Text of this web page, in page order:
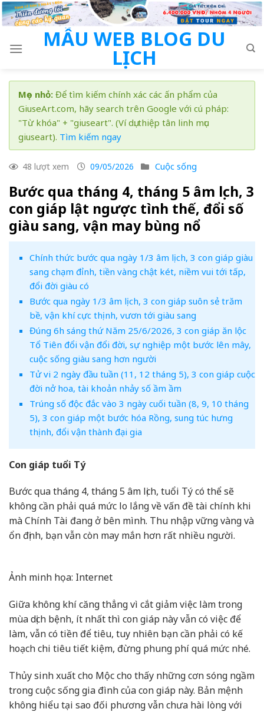
Skip
to
MẪU WEB BLOG DU
LỊCH
Mẹo nhỏ: Để tìm kiếm chính xác các ấn phẩm của
GiuseArt.com, hãy search trên Google với cú pháp:
"Từ khóa" + "giuseart". (Ví dụ: thiệp tân linh mục
giuseart). Tìm kiếm ngay
48 lượt xem 09/05/2026 Cuộc sống
Bước qua tháng 4, tháng 5 âm lịch, 3
con giáp lật ngược tình thế, đổi số
giàu sang, vận may bùng nổ
Chính thức bước qua ngày 1/3 âm lịch, 3 con giáp giàu
sang chạm đỉnh, tiền vàng chật két, niềm vui tới tấp,
đổi đời giàu có
Bước qua ngày 1/3 âm lịch, 3 con giáp suôn sẻ trăm
bề, vận khí cực thịnh, vươn tới giàu sang
Đúng 6h sáng thứ Năm 25/6/2026, 3 con giáp ăn lộc
Tổ Tiên đổi vận đổi đời, sự nghiệp một bước lên mây,
cuộc sống giàu sang hơn người
Tử vi 2 ngày đầu tuần (11, 12 tháng 5), 3 con giáp cuộc
đời nở hoa, tài khoản nhảy số ầm ầm
Trúng số độc đắc vào 3 ngày cuối tuần (8, 9, 10 tháng
5), 3 con giáp một bước hóa Rồng, sung túc hưng
thịnh, đổi vận thành đại gia
Con giáp tuổi Tý
Bước qua tháng 4, tháng 5 âm lịch, tuổi Tý có thể sẽ
không cần phải quá mức lo lắng về vấn đề tài chính khi
mà Chính Tài đang ở bên mình. Thu nhập vững vàng và
ổn định, bạn vẫn còn may mắn hơn rất nhiều người.
Ảnh minh họa: Internet
Giữa không khí căng thẳng vì cắt giảm việc làm trong
mùa dịch bệnh, ít nhất thì con giáp này vẫn có việc để
làm, vẫn có tiền để tiêu, tuy nhiên bạn cần phải có kế
hoạch chi tiêu tiết kiệm, đừng phung phí quá mức nhé.
Thủy sinh xuất cho Mộc cho thấy những cơn sóng ngầm
trong cuộc sống gia đình của con giáp này. Bản mệnh
không hiểu tại sao đối phương vẫn chưa hài lòng với